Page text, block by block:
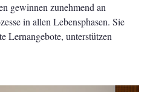
gewinnen zunehmend an
in allen Lebensphasen. Sie
Lernangebote, unterstützen